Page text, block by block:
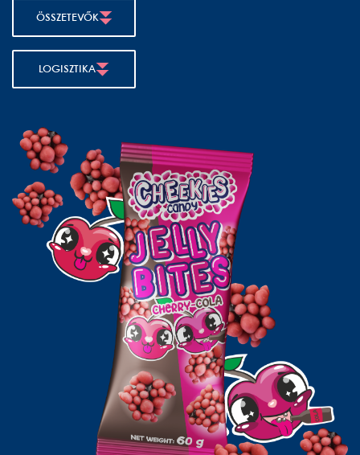
ÖSSZETEVŐK
LOGISZTIKA